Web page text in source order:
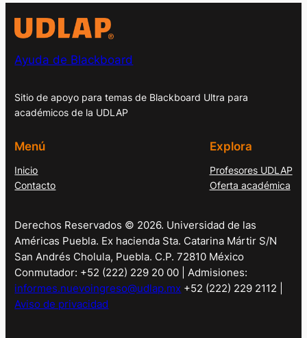
Ayuda de Blackboard
Sitio de apoyo para temas de Blackboard Ultra para
académicos de la UDLAP
Menú
Inicio
Contacto
Explora
Profesores UDLAP
Oferta académica
Derechos Reservados © 2026. Universidad de las
Américas Puebla. Ex hacienda Sta. Catarina Mártir S/N
San Andrés Cholula, Puebla. C.P. 72810 México
Conmutador: +52 (222) 229 20 00 | Admisiones:
informes.nuevoingreso@udlap.mx +52 (222) 229 2112 |
Aviso de privacidad